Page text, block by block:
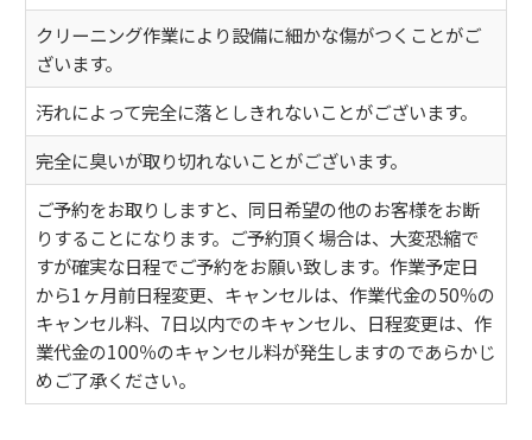
クリーニング作業により設備に細かな傷がつくことがご
ざいます。
汚れによって完全に落としきれないことがございます。
完全に臭いが取り切れないことがございます。
ご予約をお取りしますと、同日希望の他のお客様をお断
りすることになります。ご予約頂く場合は、大変恐縮で
すが確実な日程でご予約をお願い致します。作業予定日
から1ヶ月前日程変更、キャンセルは、作業代金の50％の
キャンセル料、7日以内でのキャンセル、日程変更は、作
業代金の100％のキャンセル料が発生しますのであらかじ
めご了承ください。